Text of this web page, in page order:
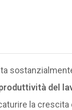
del
la